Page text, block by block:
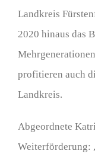
Landkreis
2020 hinaus das
profitieren auch
Landkreis.
Abgeordnete
Weiterförderung: